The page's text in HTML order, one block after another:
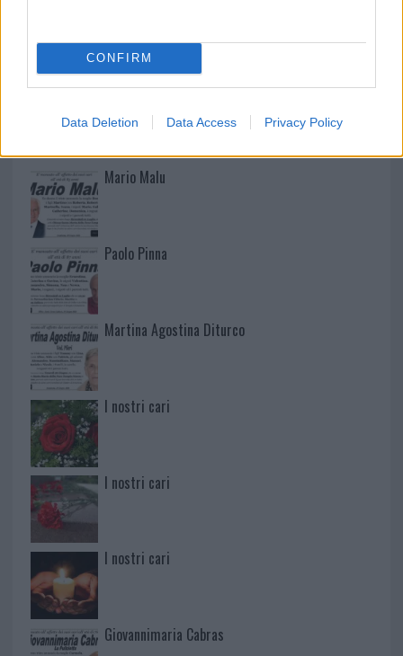
CONFIRM
Data Deletion Data Access Privacy Policy
NECROLOGIE
Mario Malu
Paolo Pinna
Martina Agostina Diturco
I nostri cari
I nostri cari
I nostri cari
Giovannimaria Cabras